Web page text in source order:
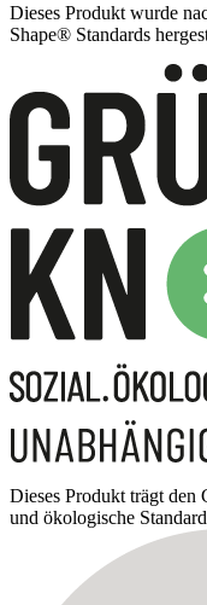
Dieses Produkt wurde
Shape® Standards
Dieses Produkt trägt den
und ökologische